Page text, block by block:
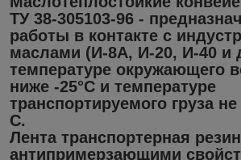
ТУ 38-305103-96 -
работы в контакте с
маслами (И-8А, И-20, И-40 и
температуре окружающего
ниже -25°С и температуре
транспортируемого груза
С.
Лента транспортерная
антипримерзающими